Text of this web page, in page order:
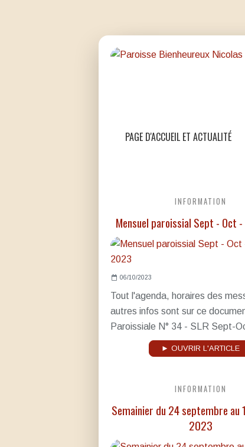
PAGE D'ACCUEIL ET ACTUALITÉ
INFORMATION
Mensuel paroissial Sept - Oct
06/10/2023
Tout l'agenda, horaires des
autres infos sont sur ce
Paroissiale N° 34 - SLR Sept-
► OUVRIR L'ARTICLE
INFORMATION
Semainier du 24 septembre au
2023